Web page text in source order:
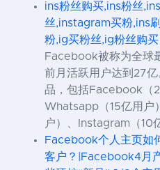
ins粉丝购买,ins粉丝
丝,instagram买粉,ins
粉,ig买粉丝,ig粉丝购买
Facebook被称为全球
前月活跃用户达到27
品，包括Facebook（
Whatsapp（15亿用户
户）、Instagram（10
Facebook个人主页如
客户？|Facebook4月